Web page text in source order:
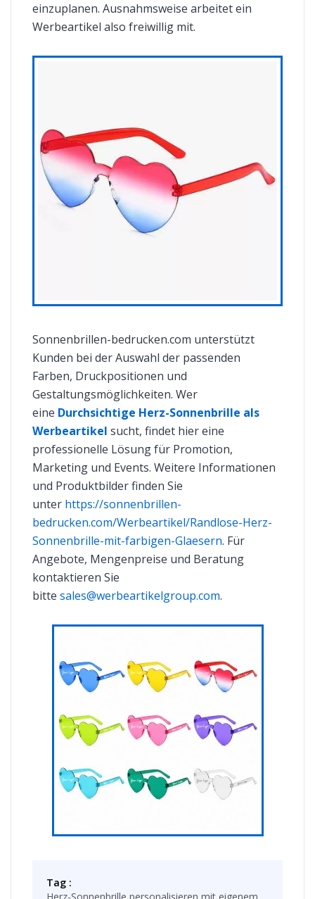
einzuplanen. Ausnahmsweise arbeitet ein
Werbeartikel also freiwillig mit.
Sonnenbrillen-bedrucken.com unterstützt
Kunden bei der Auswahl der passenden
Farben, Druckpositionen und
Gestaltungsmöglichkeiten. Wer
eine Durchsichtige Herz-Sonnenbrille als
Werbeartikel sucht, findet hier eine
professionelle Lösung für Promotion,
Marketing und Events. Weitere Informationen
und Produktbilder finden Sie
unter https://sonnenbrillen-
bedrucken.com/Werbeartikel/Randlose-Herz-
Sonnenbrille-mit-farbigen-Glaesern. Für
Angebote, Mengenpreise und Beratung
kontaktieren Sie
bitte sales@werbeartikelgroup.com.
Tag :